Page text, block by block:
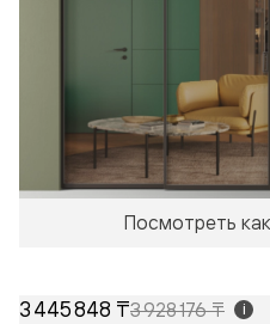
Посмотреть
3 445 848 ₸3 928 176 ₸ i